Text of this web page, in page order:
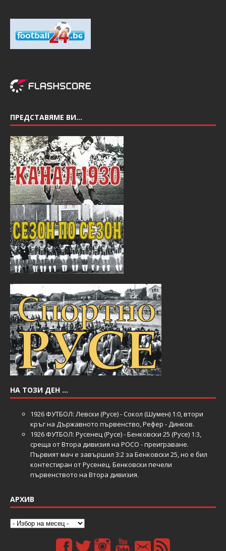
ПРЕДСТАВЯМЕ ВИ…
НА ТОЗИ ДЕН …
1926 ФУТБОЛ: Левски (Русе) - Сокол (Шумен) 1:0, втори
кръг на Държавното първенство, Рефер - Динков.
1926 ФУТБОЛ: Русенец (Русе) - Бенковски 25 (Русе) 1:3,
среща от Втора дивизия на РОСО - преиграване.
Първият мач е завършил 3:2 за Бенковски 25, но е бил
контестиран от Русенец. Бенковски печели
първенството на Втора дивизия.
АРХИВ